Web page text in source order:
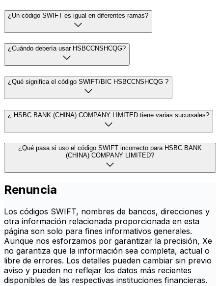
¿Un código SWIFT es igual en diferentes ramas?
¿Cuándo debería usar HSBCCNSHCQG?
¿Qué significa el código SWIFT/BIC HSBCCNSHCQG ?
¿ HSBC BANK (CHINA) COMPANY LIMITED tiene varias sucursales?
¿Qué pasa si uso el código SWIFT incorrecto para HSBC BANK
(CHINA) COMPANY LIMITED?
Renuncia
Los códigos SWIFT, nombres de bancos, direcciones y
otra información relacionada proporcionada en esta
página son solo para fines informativos generales.
Aunque nos esforzamos por garantizar la precisión, Xe
no garantiza que la información sea completa, actual o
libre de errores. Los detalles pueden cambiar sin previo
aviso y pueden no reflejar los datos más recientes
disponibles de las respectivas instituciones financieras.